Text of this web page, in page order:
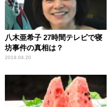
八木亜希子 27時間テレビで寝
坊事件の真相は？
2019.04.20